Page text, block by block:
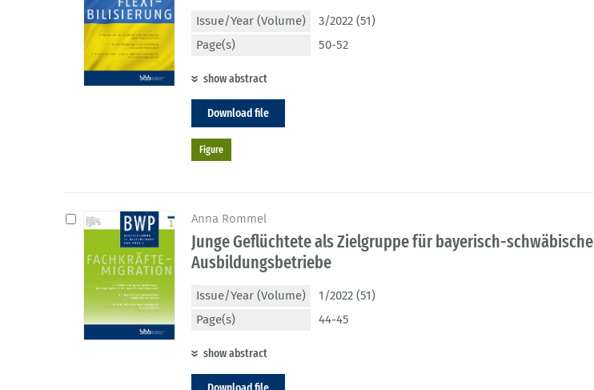
Issue/Year (Volume)
3/2022 (51)
Page(s)
50-52
show abstract
Download file
Figure
Anna Rommel
Junge Geflüchtete als Zielgruppe für bayerisch-schwäbische
Ausbildungsbetriebe
Issue/Year (Volume)
1/2022 (51)
Page(s)
44-45
show abstract